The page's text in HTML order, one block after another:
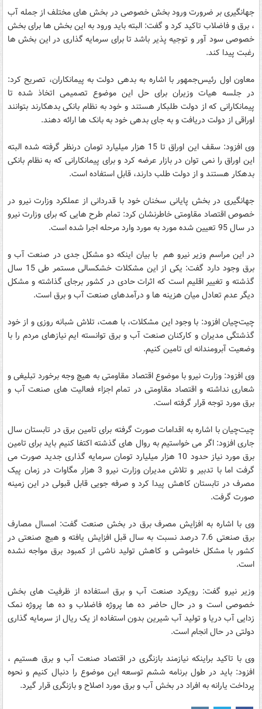
جهانگیری بر ضرورت ورود بخش خصوصی در بخش های مختلف از جمله آب
، برق و فاضلاب تاکید کرد و گفت: البته باید ورود به این بخش ها برای بخش
خصوصی سود آور و توجیه پذیر باشد تا برای سرمایه گذاری در این بخش ها
رغبت پیدا کند.
معاون اول رئیس‌جمهور با اشاره به بدهی دولت به پیمانکاران، تصریح کرد:
در جلسه هیات وزیران برای حل این موضوع تصمیمی اتخاذ شده تا
پیمانکارانی که از دولت طلبکار هستند و خود به نظام بانکی بدهکارند بتوانند
اوراقی از دولت دریافت و به جای بدهی خود به بانک ها ارائه دهند.
وی افزود: سقف این اوراق تا 15 هزار میلیارد تومان درنظر گرفته شده البته
این اوراق را نمی توان در بازار عرضه کرد و برای پیمانکارانی که به نظام بانکی
بدهکار هستند و از دولت طلب دارند، قابل استفاده است.
جهانگیری در بخش پایانی سخنان خود با قدردانی از عملکرد وزارت نیرو در
خصوص اقتصاد مقاومتی خاطرنشان کرد: تمام طرح هایی که برای وزارت نیرو
در سال 95 تعیین شده مورد به مورد وارد مرحله اجرا شده است.
در این مراسم وزیر نیرو هم با بیان اینکه دو مشکل جدی در صنعت آب و
برق وجود دارد گفت: یکی از این مشکلات خشکسالی مستمر طی 15 سال
گذشته و تغییر اقلیم است که اثرات حادی در کشور برجای گذاشته و مشکل
دیگر عدم تعادل میان هزینه ها و درآمدهای صنعت آب و برق است.
چیت‌چیان افزود: با وجود این مشکلات، با همت، تلاش شبانه روزی و از خود
گذشتگی مدیران و کارکنان صنعت آب و برق توانسته ایم نیازهای مردم را با
وضعیت آبرومندانه ای تامین کنیم.
وی افزود: وزارت نیرو با موضوع اقتصاد مقاومتی به هیچ وجه برخورد تبلیغی و
شعاری نداشته و اقتصاد مقاومتی در تمام اجزاء فعالیت های صنعت آب و
برق مورد توجه قرار گرفته است.
چیت‌چیان با اشاره به اقدامات صورت گرفته برای تامین برق در تابستان سال
جاری افزود: اگر می خواستیم به روال های گذشته اکتفا کنیم باید برای تامین
برق مورد نیاز حدود 10 هزار میلیارد تومان سرمایه گذاری جدید صورت می
گرفت اما با تدبیر و تلاش مدیران وزارت نیرو 3 هزار مگاوات در زمان پیک
مصرف در تابستان کاهش پیدا کرد و صرفه جویی قابل قبولی در این زمینه
صورت گرفت.
وی با اشاره به افزایش مصرف برق در بخش صنعت گفت: امسال مصارف
برق صنعتی 7.6 درصد نسبت به سال قبل افزایش یافته و هیچ صنعتی در
کشور با مشکل خاموشی و کاهش تولید ناشی از کمبود برق مواجه نشده
است.
وزیر نیرو گفت: رویکرد صنعت آب و برق استفاده از ظرفیت های بخش
خصوصی است و در حال حاضر ده ها پروژه فاضلاب و ده ها پروژه نمک
زدایی آب دریا و تولید آب شیرین بدون استفاده از یک ریال از سرمایه گذاری
دولتی در حال انجام است.
وی با تاکید براینکه نیازمند بازنگری در اقتصاد صنعت آب و برق هستیم ،
افزود: باید در طول برنامه ششم توسعه این موضوع را دنبال کنیم و نحوه
پرداخت یارانه به افراد در بخش آب و برق مورد اصلاح و بازنگری قرار گیرد.